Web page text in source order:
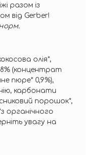
разом із
від Gerber!
олія*,
(концентрат
пюре* 0,9%),
карбонати
порошок*,
органічного
увагу на